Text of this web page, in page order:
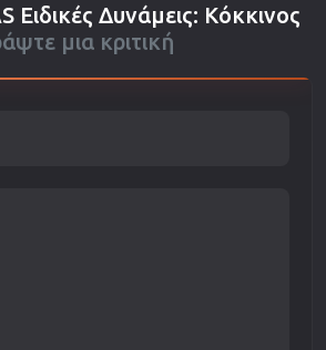
Ειδικές Δυνάμεις: Κόκκινος
μια κριτική